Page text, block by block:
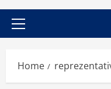
Primary
Home